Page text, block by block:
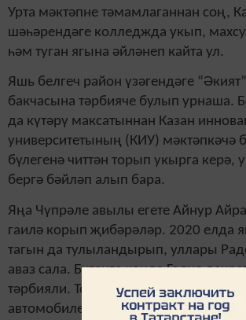
Урта мәктәпне тәмамлаганнан соң,
шәһәрендәге колледжда укып,
һәм туган ягына әйләнеп кайта ул.
Яшь белгеч район үзәгендәге
бакчасына тәрбияче булып урнаша.
да күтәрү максатыннан Казан
университетының (КИУ) мәктәпкәчә
бүлегенә читтән торып укырга керә,
бергә бәйләп алып бара.
Яңа Чүпрәле авылы егете Айнур
гаилә корып җибәрәләр. 2020 елда
тагын да тулыландырып, уллары
аваз сала. Бүгенге көндә Гөлия
тәрбияли. Тормыш иптәше Айнур
автомобилендә ерак араларга